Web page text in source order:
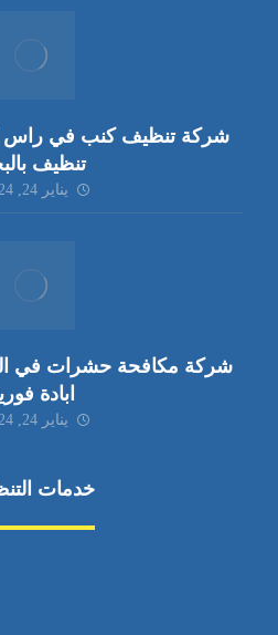
تنظيف
يناير 24, 2024
ابادة
يناير 24, 2024
خدمات